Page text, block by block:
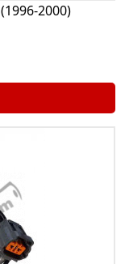
2000)